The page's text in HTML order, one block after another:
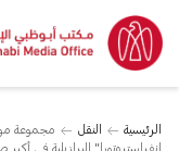
الرئيسية النقل
مجموعة
إنفراستروتورا" البرازيلية في أكبر صفقة